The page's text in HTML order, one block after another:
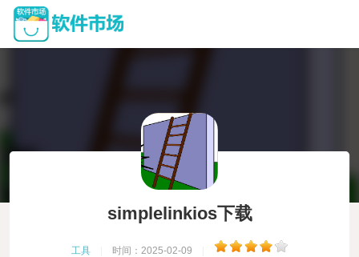
simplelinkios下载
工具 时间：2025-02-09